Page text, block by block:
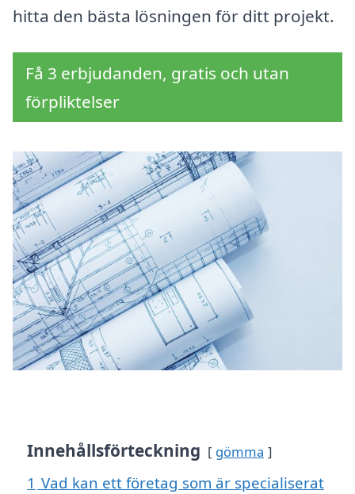
hitta den bästa lösningen för ditt projekt.
Få 3 erbjudanden, gratis och utan
förpliktelser
Innehållsförteckning gömma
1 Vad kan ett företag som är specialiserat